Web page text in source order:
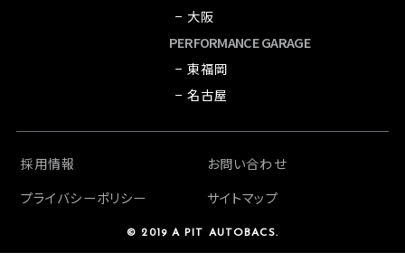
− 大阪
PERFORMANCE GARAGE
− 東福岡
− 名古屋
採用情報
お問い合わせ
プライバシーポリシー
サイトマップ
© 2019 A PIT AUTOBACS.